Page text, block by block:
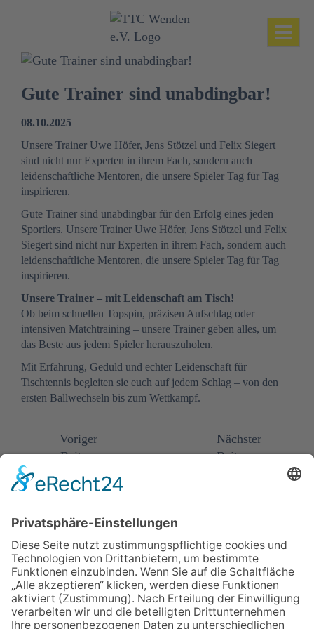
Gute Trainer sind unabdingbar!
08.10.2025
Unsere Trainer Uwe Höfer, Jens Stötzel und Felix Siegert
sind nicht nur Experten in ihrem Fach, sondern auch
leidenschaftliche Mentoren, die unsere Spieler Tag für Tag
inspirieren.
Gute Trainer sind unabdingbar für den Erfolg eines jeden
Sportlers. Unsere Trainer Uwe Höfer, Jens Stötzel und Felix
Siegert sind nicht nur Experten in ihrem Fach, sondern auch
leidenschaftliche Mentoren, die unsere Spieler Tag für Tag
inspirieren.
Unsere Trainer – mit Leidenschaft am Tisch!
Ob beim schnellen Topspin, präzisen Aufschlag oder
intensiven Matchtraining – unsere Trainer geben alles, um
das Beste aus jedem Spieler herauszuholen.
Mit Erfahrung, Geduld und echter Leidenschaft für
Tischtennis begleiten sie euch auf jedem Schlag – von den
ersten Ballwechseln bis zum Wettkampf.
Voriger
Beitrag
Nächster
Beitrag
Impressum·Datenschutz·Cookie-Einstellungen
Copyright ©2026 TTC Wenden e.V. · Gefördert durch die Aktion
Mensch.
Webseite realisiert durch Schlossberg Werbung GmbH